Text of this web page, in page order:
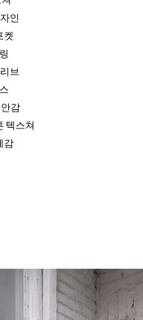
인
켓
브
감
텍스쳐
감